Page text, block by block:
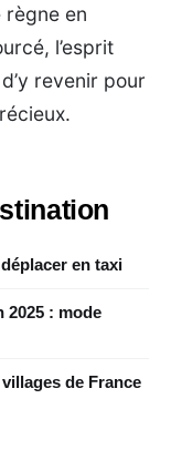
règne en
l’esprit
revenir pour
en taxi
2025 : mode
de France